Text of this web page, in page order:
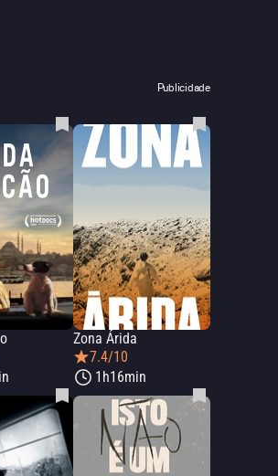
Publicidade
Zona Árida
7.4/10
1h16min